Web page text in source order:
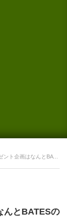
はなんとBATESのブーツです！
んとBATESの